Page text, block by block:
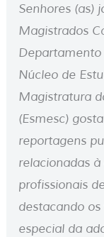
Senhores (as)
Magistrados
Núcleo de
Magistratura
(Esmesc)
reportagens
relacionadas
profissionais
destacando
especial da